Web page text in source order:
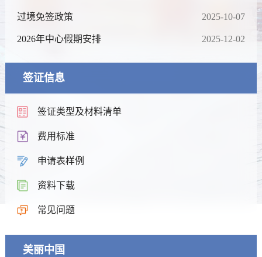
过境免签政策 2025-10-07
2026年中心假期安排 2025-12-02
签证信息
签证类型及材料清单
费用标准
申请表样例
资料下载
常见问题
美丽中国